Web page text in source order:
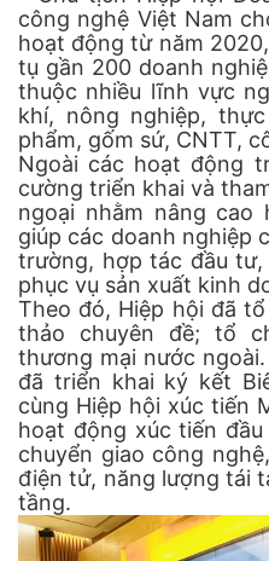
công nghệ Việt Nam
hoạt động từ năm
tụ gần 200 doanh
thuộc nhiều lĩnh vực
khí, nông nghiệp,
phẩm, gốm sứ, CNTT,
Ngoài các hoạt động
cường triển khai và
ngoại nhằm nâng cao
giúp các doanh nghiệp
trường, hợp tác đầu tư,
phục vụ sản xuất kinh
Theo đó, Hiệp hội đã
thảo chuyên đề; tổ
thương mại nước
đã triển khai ký kết
cùng Hiệp hội xúc tiến
hoạt động xúc tiến
chuyển giao công
điện tử, năng lượng tái
tầng.